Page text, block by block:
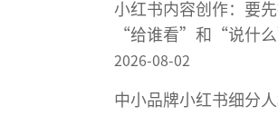
小红书内容创作：要
“给谁看”和“说什
谈怎么做内容
2026-08-02
中小品牌小红书细分